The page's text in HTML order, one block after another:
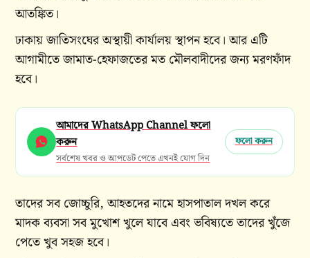
আতঙ্কিত।
ঢাকায় জাতিসংঘের অস্থায়ী কার্যালয় স্থাপন হবে। আর এটি
আগামীতে জামাত-হেফাজতের মত মৌলবাদীদের জন্য মরণফাঁদ
হবে।
আমাদের WhatsApp Channel ফলো
করুন
সর্বশেষ খবর ও আপডেট পেতে এখনই যোগ দিন
ফলো করুন
তাদের সব জোচ্চুরি, আহতদের নামে হাসপাতাল দখল করে
মাদক ব্যবসা সব মুখোশ খুলে যাবে এবং ভবিষ্যতে তাদের খুঁজে
পেতে খুব সহজ হবে।